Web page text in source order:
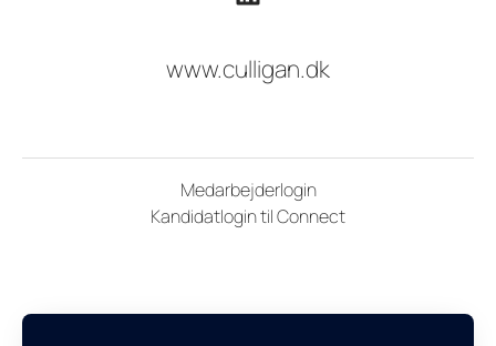
www.culligan.dk
Medarbejderlogin
Kandidatlogin til Connect